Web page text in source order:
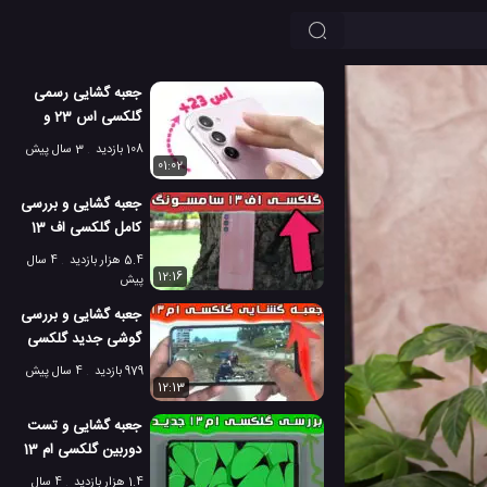
جعبه گشایی رسمی
گلکسی اس 23 و
گلکسی اس 23 پلاس
108 بازدید
3 سال پیش
01:02
جعبه گشایی و بررسی
کامل گلکسی اف 13
سامسونگ
5.4 هزار بازدید
4 سال
پیش
12:16
جعبه گشایی و بررسی
گوشی جدید گلکسی
ام 13 5G سامسونگ
979 بازدید
4 سال پیش
12:13
جعبه گشایی و تست
دوربین گلکسی ام 13
4G سامسونگ
1.4 هزار بازدید
4 سال